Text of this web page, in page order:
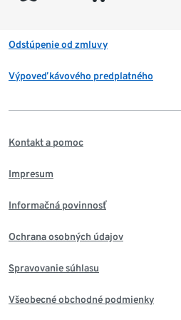
Odstúpenie od zmluvy
Výpoveď kávového predplatného
Kontakt a pomoc
Impresum
Informačná povinnosť
Ochrana osobných údajov
Spravovanie súhlasu
Všeobecné obchodné podmienky